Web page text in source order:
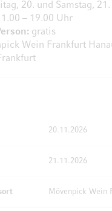
20. und Samstag,
– 19.00 Uhr
gratis
Wein Frankfurt
20.11.2026
21.11.2026
Mövenpick Wein